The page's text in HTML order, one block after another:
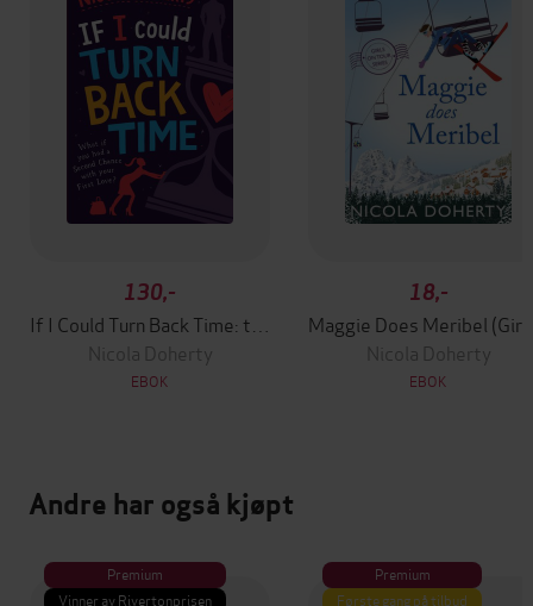
130,-
Nicola Doherty
EBOK
18,-
Nicola Doherty
EBOK
Andre har også kjøpt
Premium
Vinner av Rivertonprisen
Premium
Første gang på tilbud